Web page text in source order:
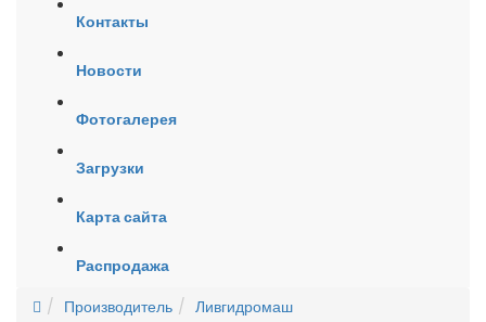
Контакты
Новости
Фотогалерея
Загрузки
Карта сайта
Распродажа
Производитель
Ливгидромаш